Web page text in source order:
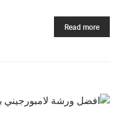
Read more